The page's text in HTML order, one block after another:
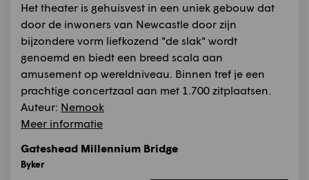
Het theater is gehuisvest in een uniek gebouw dat
door de inwoners van Newcastle door zijn
bijzondere vorm liefkozend "de slak" wordt
genoemd en biedt een breed scala aan
amusement op wereldniveau. Binnen tref je een
prachtige concertzaal aan met 1.700 zitplaatsen.
Auteur: Nemook
Meer informatie
Gateshead Millennium Bridge
Byker